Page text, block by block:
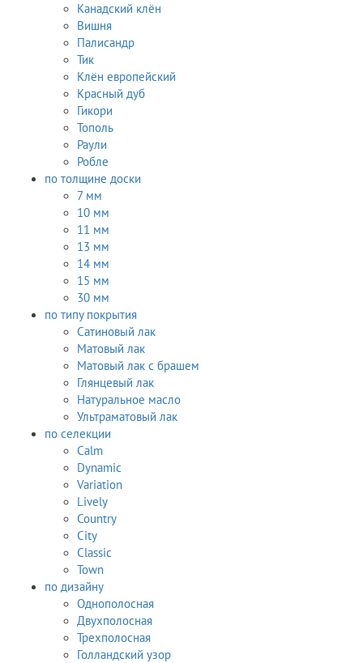
Канадский клён
Вишня
Палисандр
Тик
Клён европейский
Красный дуб
Гикори
Тополь
Раули
Робле
по толщине доски
7 мм
10 мм
11 мм
13 мм
14 мм
15 мм
30 мм
по типу покрытия
Сатиновый лак
Матовый лак
Матовый лак с брашем
Глянцевый лак
Натуральное масло
Ультраматовый лак
по селекции
Calm
Dynamic
Variation
Lively
Country
City
Classic
Town
по дизайну
Однополосная
Двухполосная
Трехполосная
Голландский узор